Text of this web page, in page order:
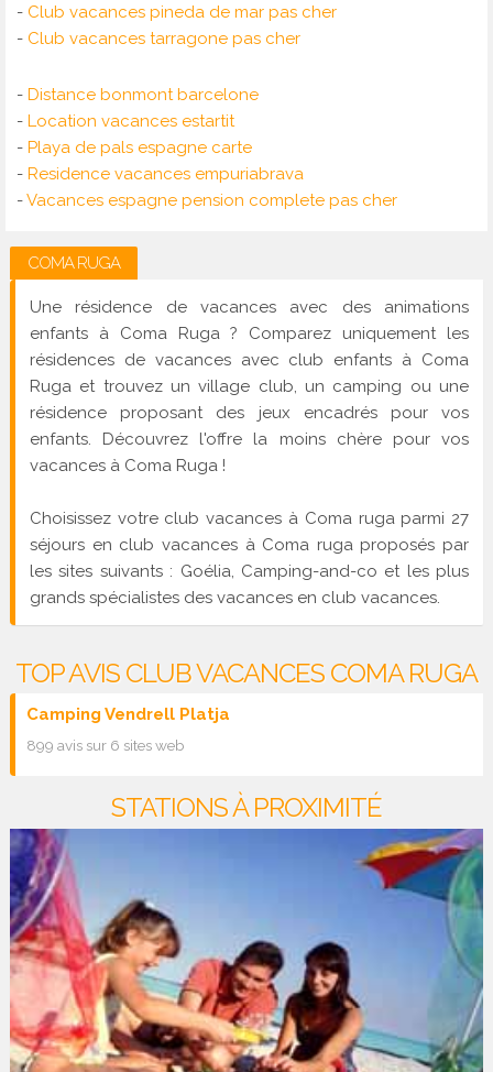
- Club vacances pineda de mar pas cher
- Club vacances tarragone pas cher
- Distance bonmont barcelone
- Location vacances estartit
- Playa de pals espagne carte
- Residence vacances empuriabrava
-Vacances espagne pension complete pas cher
COMA RUGA
Une résidence de vacances avec des animations
enfants à Coma Ruga ? Comparez uniquement les
résidences de vacances avec club enfants à Coma
Ruga et trouvez un village club, un camping ou une
résidence proposant des jeux encadrés pour vos
enfants. Découvrez l'offre la moins chère pour vos
vacances à Coma Ruga !
Choisissez votre club vacances à Coma ruga parmi 27
séjours en club vacances à Coma ruga proposés par
les sites suivants : Goélia, Camping-and-co et les plus
grands spécialistes des vacances en club vacances.
TOP AVIS CLUB VACANCES COMA RUGA
Camping Vendrell Platja
899 avis sur 6 sites web
STATIONS À PROXIMITÉ